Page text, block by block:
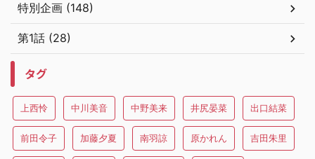
特別企画 (148)
第1話 (28)
タグ
上西怜 中川美音 中野美来 井尻晏菜 出口結菜
前田令子 加藤夕夏 南羽諒 原かれん 吉田朱里